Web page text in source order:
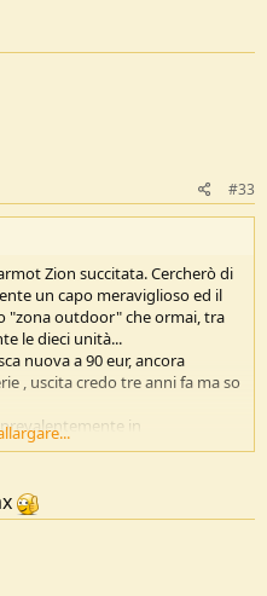
#33
Zion succitata. Cercherò di
un capo meraviglioso ed il
"zona outdoor" che ormai, tra
le dieci unità...
nuova a 90 eur, ancora
, uscita credo tre anni fa ma so
in
interno in pile M1 (sigla
bufere di neve , con giornate
un intimo maniche lunghe
di acqua anche dopo
unica tanto